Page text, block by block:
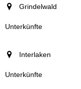
Ort
Unterkünfte
Grindelwald
Interlaken